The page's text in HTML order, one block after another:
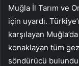
Muğla İl Tarım ve
için uyardı.
karşılayan
konaklayan tüm
söndürücü